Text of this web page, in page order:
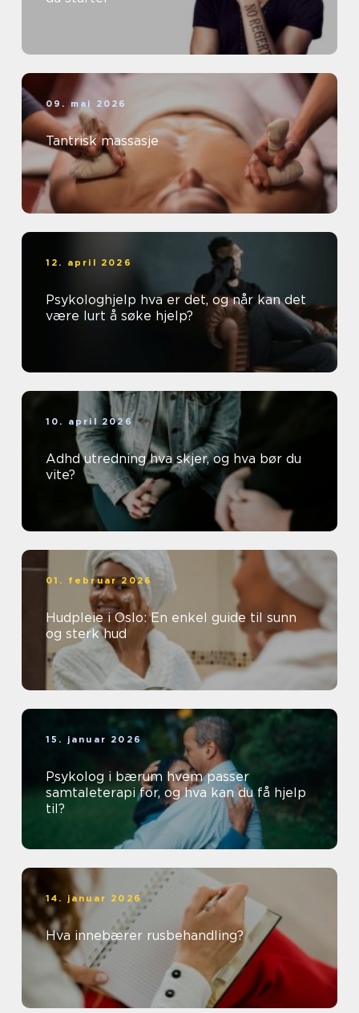
09. mai 2026
Tantrisk massasje
12. april 2026
Psykologhjelp hva er det, og når kan det
være lurt å søke hjelp?
10. april 2026
Adhd utredning hva skjer, og hva bør du
vite?
01. februar 2026
Hudpleie i Oslo: En enkel guide til sunn
og sterk hud
15. januar 2026
Psykolog i bærum hvem passer
samtaleterapi for, og hva kan du få hjelp
til?
14. januar 2026
Hva innebærer rusbehandling?